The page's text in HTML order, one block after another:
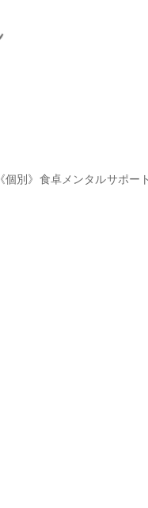
《個別》食卓メンタルサポー